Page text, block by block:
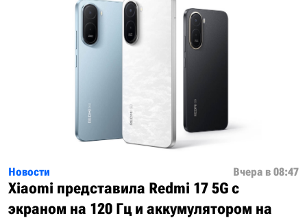
Новости Вчера в 08:47
Xiaomi представила Redmi 17 5G с
экраном на 120 Гц и аккумулятором на